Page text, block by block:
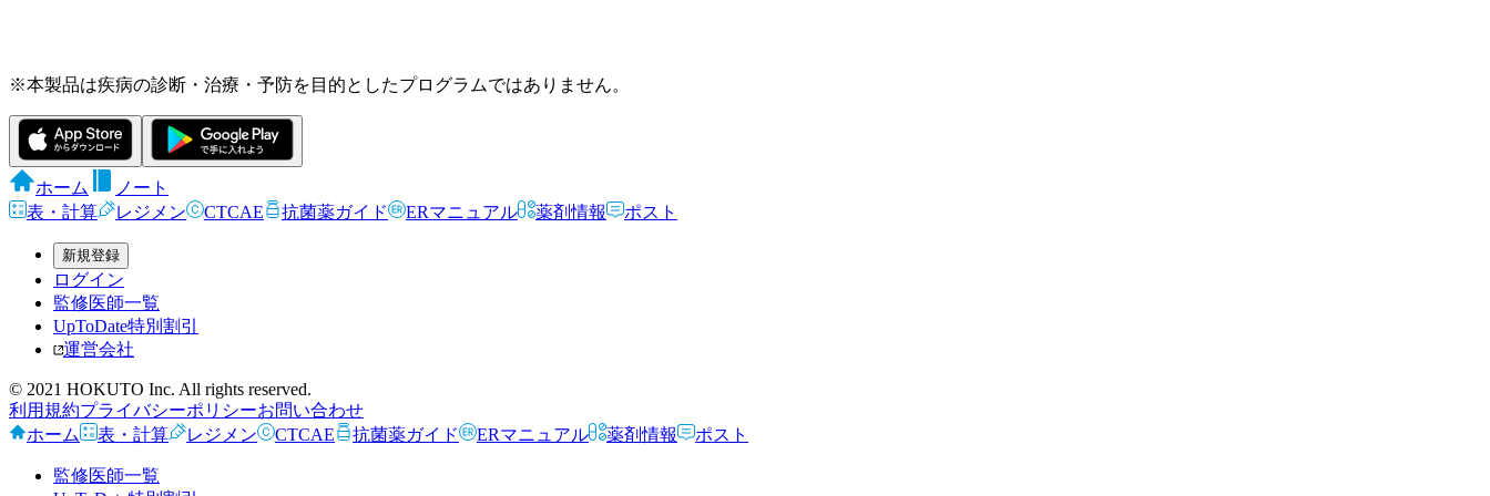
※本製品は疾病の診断・治療・予防を目的としたプログラムではありません。
ホーム
ノート
表・計算
レジメン CTCAE 抗菌薬ガイド ERマニュアル 薬剤情報 ポスト
新規登録
ログイン
監修医師一覧
UpToDate特別割引
運営会社
© 2021 HOKUTO Inc. All rights reserved.
利用規約プライバシーポリシーお問い合わせ
ホーム
表・計算 レジメン CTCAE 抗菌薬ガイド ERマニュアル 薬剤情報 ポスト
監修医師一覧